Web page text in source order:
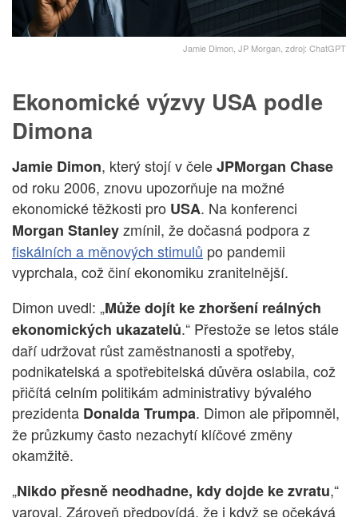
Jamie Dimon, JP Morgan, zdroj: ChatGPT
Ekonomické výzvy USA podle
Dimona
Jamie Dimon, který stojí v čeleJPMorgan Chase
od roku 2006, znovu upozorňuje na možné
ekonomické těžkosti pro USA. Na konferenci
Morgan Stanleyzmínil, že dočasná podpora z
fiskálních a měnových stimulů po pandemii
vyprchala, což činí ekonomiku zranitelnější.
Dimon uvedl: „Může dojít ke zhoršení reálných
ekonomických ukazatelů.“ Přestože se letos stále
daří udržovat růst zaměstnanosti a spotřeby,
podnikatelská a spotřebitelská důvěra oslabila, což
přičítá celním politikám administrativy bývalého
prezidenta Donalda Trumpa. Dimon ale připomněl,
že průzkumy často nezachytí klíčové změny
okamžitě.
„Nikdo přesně neodhadne, kdy dojde ke zvratu,“
varoval. Zároveň předpovídá, že i když se očekává